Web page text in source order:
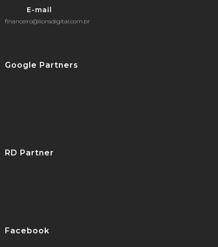
E-mail
financeiro@lionsdigital.com.br
Google Partners
RD Partner
Facebook